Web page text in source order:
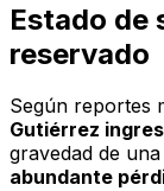
Estado de
reservado
Según reportes
Gutiérrez
gravedad de
abundante